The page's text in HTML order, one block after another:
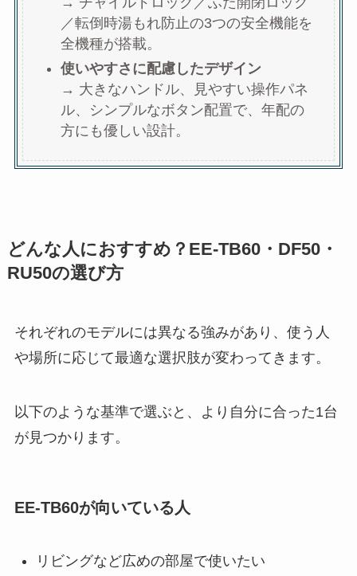
／転倒時湯もれ防止の3つの安全機能を
全機種が搭載。
使いやすさに配慮したデザイン
→ 大きなハンドル、見やすい操作パネ
ル、シンプルなボタン配置で、年配の
方にも優しい設計。
どんな人におすすめ？EE-TB60・DF50・
RU50の選び方
それぞれのモデルには異なる強みがあり、使う人
や場所に応じて最適な選択肢が変わってきます。
以下のような基準で選ぶと、より自分に合った1台
が見つかります。
EE-TB60が向いている人
リビングなど広めの部屋で使いたい